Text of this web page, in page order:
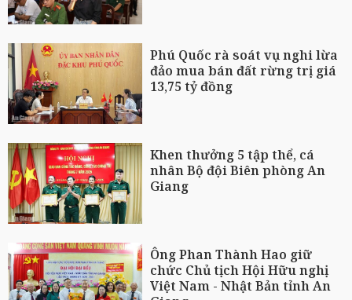
Phú Quốc rà soát vụ nghi lừa
đảo mua bán đất rừng trị giá
13,75 tỷ đồng
Khen thưởng 5 tập thể, cá
nhân Bộ đội Biên phòng An
Giang
Ông Phan Thành Hao giữ
chức Chủ tịch Hội Hữu nghị
Việt Nam - Nhật Bản tỉnh An